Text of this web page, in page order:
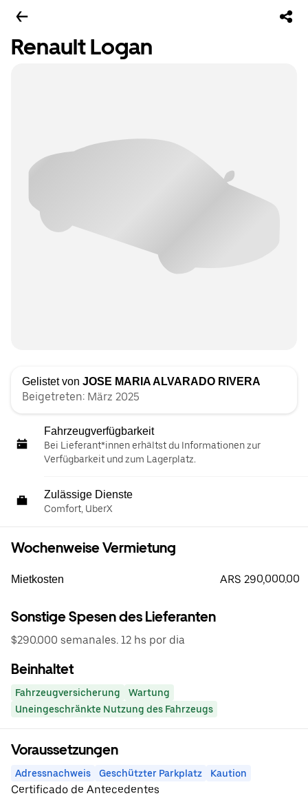
Renault Logan
Gelistet von JOSE MARIA ALVARADO RIVERA
Beigetreten: März 2025
Fahrzeugverfügbarkeit
Bei Lieferant*innen erhältst du Informationen zur
Verfügbarkeit und zum Lagerplatz.
Zulässige Dienste
Comfort, UberX
Wochenweise Vermietung
Mietkosten ARS 290,000.00
Sonstige Spesen des Lieferanten
$290.000 semanales. 12 hs por dia
Beinhaltet
Fahrzeugversicherung
Wartung
Uneingeschränkte Nutzung des Fahrzeugs
Voraussetzungen
Adressnachweis Geschützter Parkplatz Kaution
Certificado de Antecedentes